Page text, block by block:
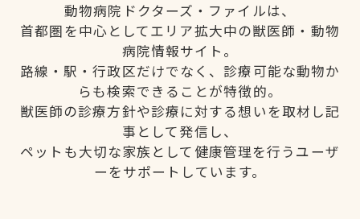
動物病院ドクターズ・ファイルは、
首都圏を中心としてエリア拡大中の獣医師・動物
病院情報サイト。
路線・駅・行政区だけでなく、診療可能な動物か
らも検索できることが特徴的。
獣医師の診療方針や診療に対する想いを取材し記
事として発信し、
ペットも大切な家族として健康管理を行うユーザ
ーをサポートしています。